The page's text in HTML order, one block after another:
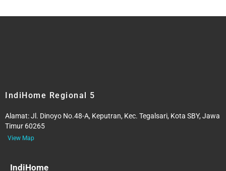
IndiHome Regional 5
Alamat:Jl. Dinoyo No.48-A, Keputran, Kec. Tegalsari, Kota SBY, Jawa
Timur 60265
View Map
IndiHome